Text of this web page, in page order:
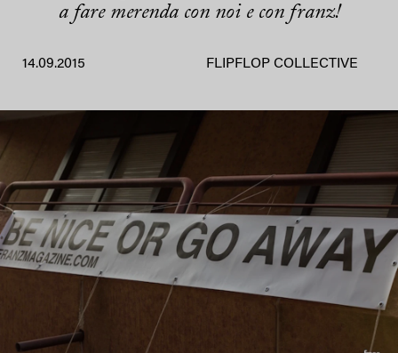
a fare merenda con noi e con franz!
14.09.2015 FLIPFLOP COLLECTIVE